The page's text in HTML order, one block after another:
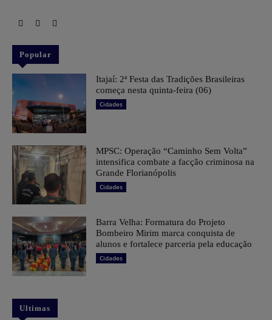
Popular
​Itajaí: 2ª Festa das Tradições Brasileiras
começa nesta quinta-feira (06)
Cidades
MPSC: Operação “Caminho Sem Volta”
intensifica combate a facção criminosa na
Grande Florianópolis
Cidades
Barra Velha: Formatura do Projeto
Bombeiro Mirim marca conquista de
alunos e fortalece parceria pela educação
Cidades
Ultimas